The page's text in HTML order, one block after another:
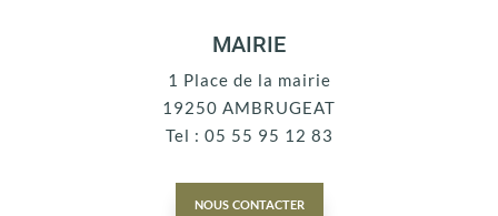
MAIRIE
1 Place de la mairie
19250 AMBRUGEAT
Tel : 05 55 95 12 83
nous contacter